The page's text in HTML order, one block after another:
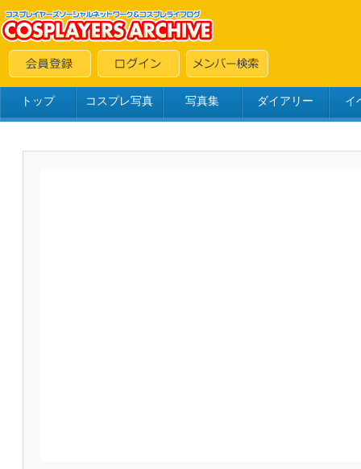
トップ コスプレ写真 写真集 ダイアリー イ